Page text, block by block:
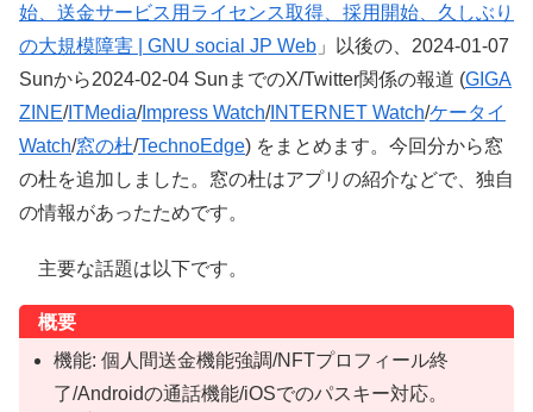
始、送金サービス用ライセンス取得、採用開始、久しぶり
の大規模障害 | GNU social JP Web 」以後の、2024-01-07
Sunから2024-02-04 SunまでのX/Twitter関係の報道 (GIGA
ZINE/ITMedia/Impress Watch/INTERNET Watch/ケータイ
Watch/窓の杜/TechnoEdge) をまとめます。今回分から窓
の杜を追加しました。窓の杜はアプリの紹介などで、独自
の情報があったためです。
主要な話題は以下です。
概要
機能: 個人間送金機能強調/NFTプロフィール終
了/Androidの通話機能/iOSでのパスキー対応。